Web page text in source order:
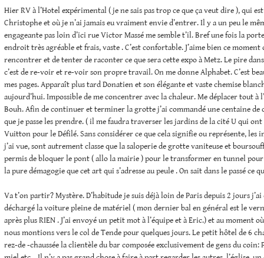
Hier RV à l’Hotel expérimental ( je ne sais pas trop ce que ça veut dire ), qui
Christophe et où je n’ai jamais eu vraiment envie d’entrer. Il y a un peu le
engageante pas loin d’ici rue Victor Massé me semble t’il. Bref une fois la
endroit très agréable et frais, vaste . C’est confortable. J’aime bien ce moment
rencontrer et de tenter de raconter ce que sera cette expo à Metz. Le pire
c’est de re-voir et re-voir son propre travail. On me donne Alphabet. C’est
mes pages. Apparaît plus tard Donatien et son élégante et vaste chemise
aujourd’hui. Impossible de me concentrer avec la chaleur. Me déplacer tout à
Bouh. Afin de continuer et terminer la grotte j’ai commandé une centaine de
que je passe les prendre. ( il me faudra traverser les jardins de la cité U qui
Vuitton pour le Défilé. Sans considérer ce que cela signifie ou représente, les
j’ai vue, sont autrement classe que la saloperie de grotte vaniteuse et
permis de bloquer le pont ( allo la mairie ) pour le transformer en tunnel pour
la pure démagogie que cet art qui s’adresse au peule . On sait dans le passé ce
Va t’on partir? Mystère. D’habitude je suis déjà loin de Paris depuis 2 jours
déchargé la voiture pleine de matériel ( mon dernier bal en général est le
après plus RIEN . J’ai envoyé un petit mot à l’équipe et à Eric.) et au moment
nous montions vers le col de Tende pour quelques jours. Le petit hôtel de 6
rez-de -chaussée la clientèle du bar composée exclusivement de gens du coin: